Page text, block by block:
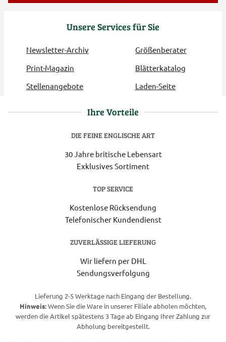
Unsere Services für Sie
Newsletter-Archiv
Größenberater
Print-Magazin
Blätterkatalog
Stellenangebote
Laden-Seite
Ihre Vorteile
DIE FEINE ENGLISCHE ART
30 Jahre britische Lebensart
Exklusives Sortiment
TOP SERVICE
Kostenlose Rücksendung
Telefonischer Kundendienst
ZUVERLÄSSIGE LIEFERUNG
Wir liefern per DHL
Sendungsverfolgung
Lieferung 2-5 Werktage nach Eingang der Bestellung.
Hinweis:Wenn Sie die Ware in unserer Filiale abholen möchten,
werden die Artikel spätestens 3 Tage ab Eingang Ihrer Zahlung zur
Abholung bereitgestellt.